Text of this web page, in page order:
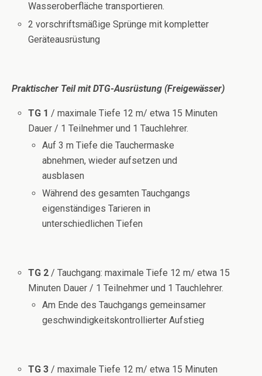
Wasseroberfläche transportieren.
2 vorschriftsmäßige Sprünge mit kompletter
Geräteausrüstung
Praktischer Teil mit DTG-Ausrüstung (Freigewässer)
TG 1 / maximale Tiefe 12 m/ etwa 15 Minuten
Dauer / 1 Teilnehmer und 1 Tauchlehrer.
Auf 3 m Tiefe die Tauchermaske
abnehmen, wieder aufsetzen und
ausblasen
Während des gesamten Tauchgangs
eigenständiges Tarieren in
unterschiedlichen Tiefen
TG 2 / Tauchgang: maximale Tiefe 12 m/ etwa 15
Minuten Dauer / 1 Teilnehmer und 1 Tauchlehrer.
Am Ende des Tauchgangs gemeinsamer
geschwindigkeitskontrollierter Aufstieg
TG 3 / maximale Tiefe 12 m/ etwa 15 Minuten